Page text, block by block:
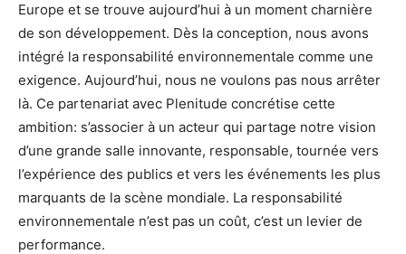
Europe et se trouve aujourd’hui à un moment charnière
de son développement. Dès la conception, nous avons
intégré la responsabilité environnementale comme une
exigence. Aujourd’hui, nous ne voulons pas nous arrêter
là. Ce partenariat avec Plenitude concrétise cette
ambition: s’associer à un acteur qui partage notre vision
d’une grande salle innovante, responsable, tournée vers
l’expérience des publics et vers les événements les plus
marquants de la scène mondiale. La responsabilité
environnementale n’est pas un coût, c’est un levier de
performance.